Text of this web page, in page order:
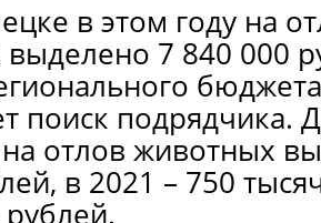
в этом году на
7 840 000
поиск подрядчика.
отлов животных
в 2021 – 750